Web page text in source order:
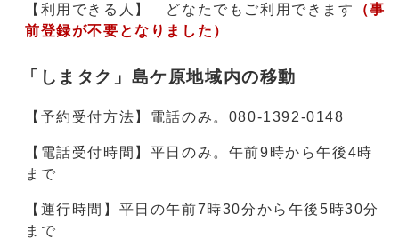
【利用できる人】 どなたでもご利用できます
（事
前登録が不要となりました）
「しまタク」島ケ原地域内の移動
【予約受付方法】電話のみ。080-1392-0148
【電話受付時間】平日のみ。午前9時から午後4時
まで
【運行時間】平日の午前7時30分から午後5時30分
まで